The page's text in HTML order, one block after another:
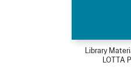
Library
LOTTA